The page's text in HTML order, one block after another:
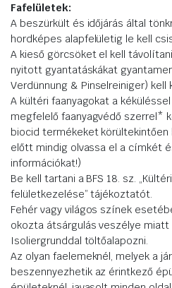
Fafelületek:
A beszürkült és időjárás által
hordképes alapfelületig le kell
A kieső görcsöket el kell
nyitott gyantatáskákat
Verdünnung & Pinselreiniger) kell
A kültéri faanyagokat a
megfelelő faanyagvédő szerrel*
biocid termékeket körültekintően
előtt mindig olvassa el a címkét
információkat!)
Be kell tartani a BFS 18. sz.
felületkezelése” tájékoztatót.
Fehér vagy világos színek
okozta átsárgulás veszélye
Isoliergrunddal töltőalapozni.
Az olyan faelemeknél, melyek a
beszennyezhetik az érintkező